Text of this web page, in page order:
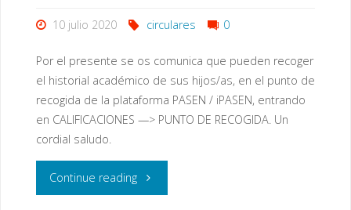
10 julio 2020 circulares 0
Por el presente se os comunica que pueden recoger
el historial académico de sus hijos/as, en el punto de
recogida de la plataforma PASEN / iPASEN, entrando
en CALIFICACIONES —> PUNTO DE RECOGIDA. Un
cordial saludo.
Continue reading"A/A